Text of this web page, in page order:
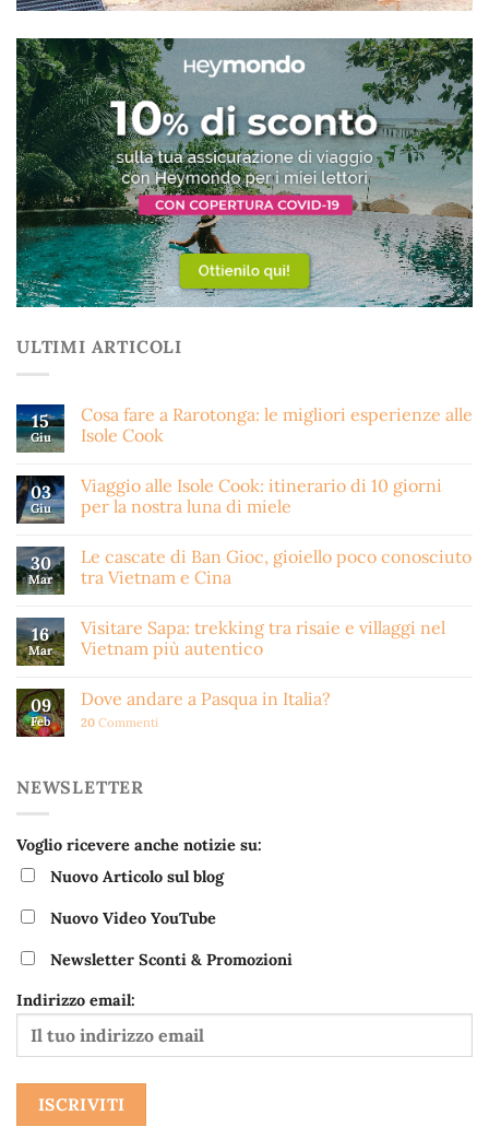
ULTIMI ARTICOLI
15
Giu
Cosa fare a Rarotonga: le migliori esperienze alle
Isole Cook
03
Giu
Viaggio alle Isole Cook: itinerario di 10 giorni
per la nostra luna di miele
30
Mar
Le cascate di Ban Gioc, gioiello poco conosciuto
tra Vietnam e Cina
16
Mar
Visitare Sapa: trekking tra risaie e villaggi nel
Vietnam più autentico
09
Feb
Dove andare a Pasqua in Italia?
20 Commenti
NEWSLETTER
Voglio ricevere anche notizie su:
Nuovo Articolo sul blog
Nuovo Video YouTube
Newsletter Sconti & Promozioni
Indirizzo email: